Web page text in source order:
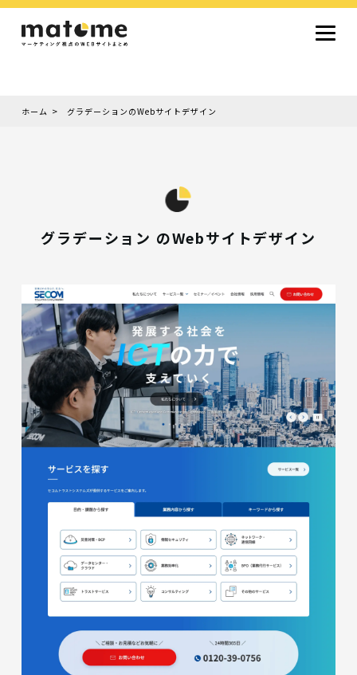
シンプルデザイン
クール・モダン
ナチュラル・温もり系
和風・ジャパニーズ
雑誌風・エディトリアル
イラスト
ミニマルデザイン
タイポグラフィ重視
グラデーション
高級感・ラグジュアリー
グリッドデザイン
フラットデザイン
モーション・アニメーション
テクスチャ・素材感
シングルページ
カラフル・多色
シルバー・銀色
ゴールド・金色
パープル・紫色
ブラウン・茶色
グリーン・緑色
ブルー・青色
イエロー・黄色
オレンジ・橙色
レッド・赤色
ピンク・桃色
グレー・灰色
ブラック・黒色
ホワイト・白色
ライトブルー・水色
ネイビー・紺色
Service
業種・職種から探す
ファッション・トレンド
デザイン・ブランディング
働き方・組織文化・価値観
生活・趣味
NPO・自治体・行政
銀行・金融・フィンテック
健康・フィットネス
車・バイク・乗り物
建築・不動産・空間デザイン
転職・求人
文化・伝統・アート
クリエイティブ・マーケティング
ペット・動物
美容・エステ
教育・子育て・スクール
レストラン・飲食・ウェディング
旅行・観光・ホテル・旅館
医療・介護・ヘルスケア
音楽・映像・エンタメ
IT・ツール・アプリ
農業・畜産・食品
製造・素材・化学
コンサルティング・投資
土木・建設・インフラ整備
デジタルマーケティング・広告
化粧品・美容製品
人材紹介・派遣
法律・会計・士業
製薬・バイオテクノロジー
ホーム グラデーションのWebサイトデザイン
グラデーション のWebサイトデザイン